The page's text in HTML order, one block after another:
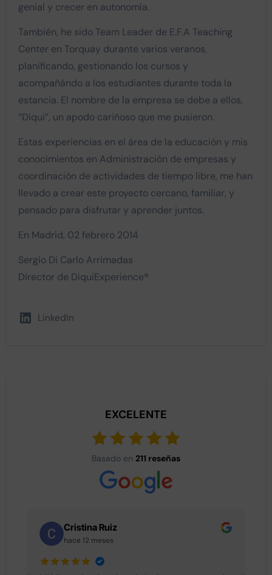
genial y crecer en autonomía.
También, he sido Team Leader de E.F.A Teaching
Center en Torquay durante varios veranos,
planificando, gestionando los cursos y
acompañándo a los estudiantes durante toda la
estancia. El nombre de la empresa se debe a ellos,
“Diqui”, un apodo cariñoso que me pusieron.
Estas experiencias en el área de la educación y mis
conocimientos en Administración de empresas y
coordinación de actividades de tiempo libre, me han
llevado a crear este proyecto cercano, familiar, y
pensado para disfrutar y aprender juntos.
En Madrid, 02 febrero 2014
Sergio Di Carlo Arrimadas
Director de DiquiExperience®
LinkedIn
EXCELENTE
Basado en 211 reseñas
Cristina Ruiz
hace 12 meses